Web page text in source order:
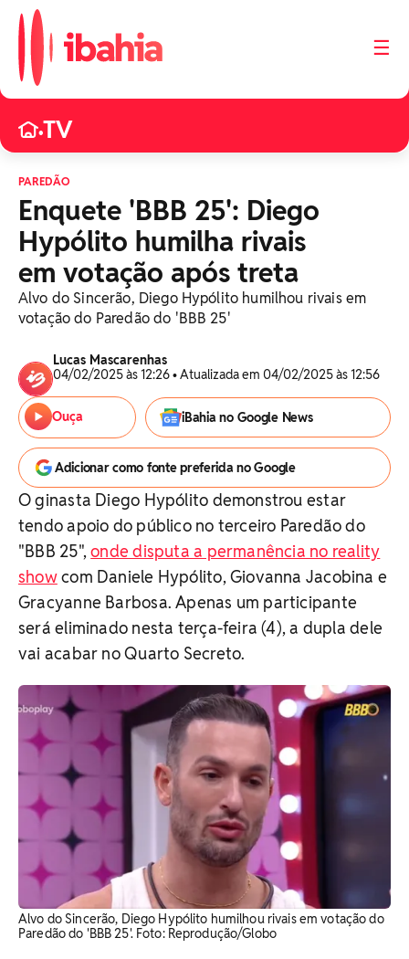
☰
•TV
PAREDÃO
Enquete 'BBB 25': Diego
Hypólito humilha rivais
em votação após treta
Alvo do Sincerão, Diego Hypólito humilhou rivais em
votação do Paredão do 'BBB 25'
Lucas Mascarenhas
04/02/2025 às 12:26 • Atualizada em 04/02/2025 às 12:56
Ouça iBahia no Google News
Adicionar como fonte preferida no Google
O ginasta Diego Hypólito demonstrou estar
tendo apoio do público no terceiro Paredão do
"BBB 25",onde disputa a permanência no reality
showcom Daniele Hypólito, Giovanna Jacobina e
Gracyanne Barbosa. Apenas um participante
será eliminado nesta terça-feira (4), a dupla dele
vai acabar no Quarto Secreto.
Alvo do Sincerão, Diego Hypólito humilhou rivais em votação do
Paredão do 'BBB 25'. Foto: Reprodução/Globo